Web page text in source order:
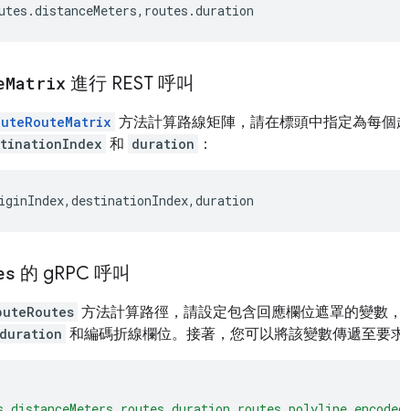
Matrix 進行 REST 呼叫
方法計算路線矩陣，請在標頭中指定為每
和 duration ：
的 gRPC 呼叫
方法計算路徑，請設定包含回應欄位遮罩的變數
duration 和編碼折線欄位。接著，您可以將該變數傳遞至要